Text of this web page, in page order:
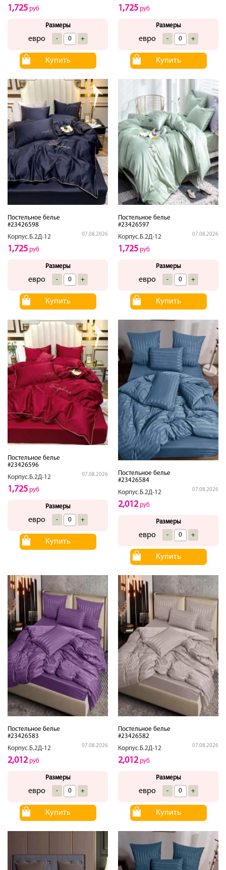
1,725 руб
Размеры
евро - +
Купить
1,725 руб
Размеры
евро - +
Купить
Постельное белье
#23426598
Корпус.Б.2Д-12
07.08.2026
1,725 руб
Размеры
евро - +
Купить
Постельное белье
#23426597
Корпус.Б.2Д-12
07.08.2026
1,725 руб
Размеры
евро - +
Купить
Постельное белье
#23426596
Корпус.Б.2Д-12
07.08.2026
1,725 руб
Размеры
евро - +
Купить
Постельное белье
#23426584
Корпус.Б.2Д-12
07.08.2026
2,012руб
Размеры
евро - +
Купить
Постельное белье
#23426583
Корпус.Б.2Д-12
07.08.2026
2,012руб
Размеры
евро - +
Купить
Постельное белье
#23426582
Корпус.Б.2Д-12
07.08.2026
2,012руб
Размеры
евро - +
Купить